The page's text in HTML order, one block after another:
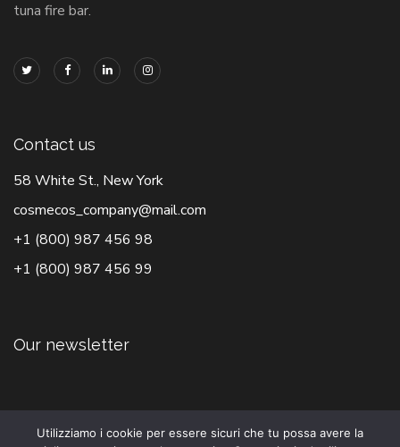
tuna fire bar.
Contact us
58 White St., New York
cosmecos_company@mail.com
+1 (800) 987 456 98
+1 (800) 987 456 99
Our newsletter
Utilizziamo i cookie per essere sicuri che tu possa avere la